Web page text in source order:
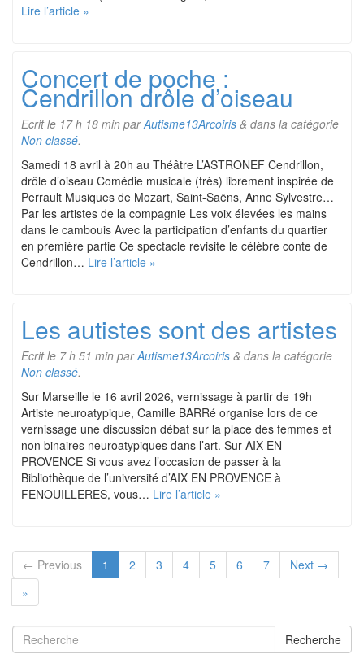
Lire l’article »
Concert de poche :
Cendrillon drôle d’oiseau
Ecrit le 17 h 18 min parAutisme13Arcoiris & dans la catégorie
Non classé.
Samedi 18 avril à 20h au Théâtre L’ASTRONEF Cendrillon,
drôle d’oiseau Comédie musicale (très) librement inspirée de
Perrault Musiques de Mozart, Saint-Saëns, Anne Sylvestre…
Par les artistes de la compagnie Les voix élevées les mains
dans le cambouis Avec la participation d’enfants du quartier
en première partie Ce spectacle revisite le célèbre conte de
Cendrillon… Lire l’article »
Les autistes sont des artistes
Ecrit le 7 h 51 min parAutisme13Arcoiris & dans la catégorie
Non classé.
Sur Marseille le 16 avril 2026, vernissage à partir de 19h
Artiste neuroatypique, Camille BARRé organise lors de ce
vernissage une discussion débat sur la place des femmes et
non binaires neuroatypiques dans l’art. Sur AIX EN
PROVENCE Si vous avez l’occasion de passer à la
Bibliothèque de l’université d’AIX EN PROVENCE à
FENOUILLERES, vous… Lire l’article »
← Previous 1 2 3 4 5 6 7
Next →
»
Recherche